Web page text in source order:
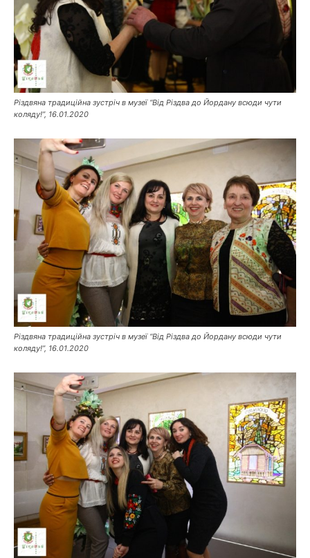
Різдвяна традиційна зустріч в музеї “Від Різдва до Йордану всюди чути
коляду!”, 16.01.2020
Різдвяна традиційна зустріч в музеї “Від Різдва до Йордану всюди чути
коляду!”, 16.01.2020